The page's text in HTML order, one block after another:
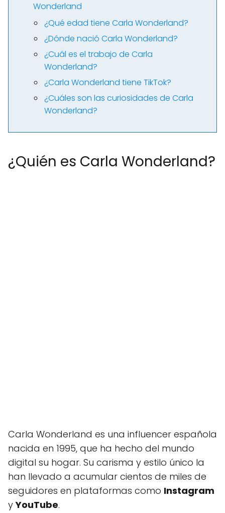
Wonderland
¿Qué edad tiene Carla Wonderland?
¿Dónde nació Carla Wonderland?
¿Cuál es el trabajo de Carla
Wonderland?
¿Carla Wonderland tiene TikTok?
¿Cuáles son las curiosidades de Carla
Wonderland?
¿Quién es Carla Wonderland?
Carla Wonderland es una influencer española
nacida en 1995, que ha hecho del mundo
digital su hogar. Su carisma y estilo único la
han llevado a acumular cientos de miles de
seguidores en plataformas como Instagram
yYouTube.